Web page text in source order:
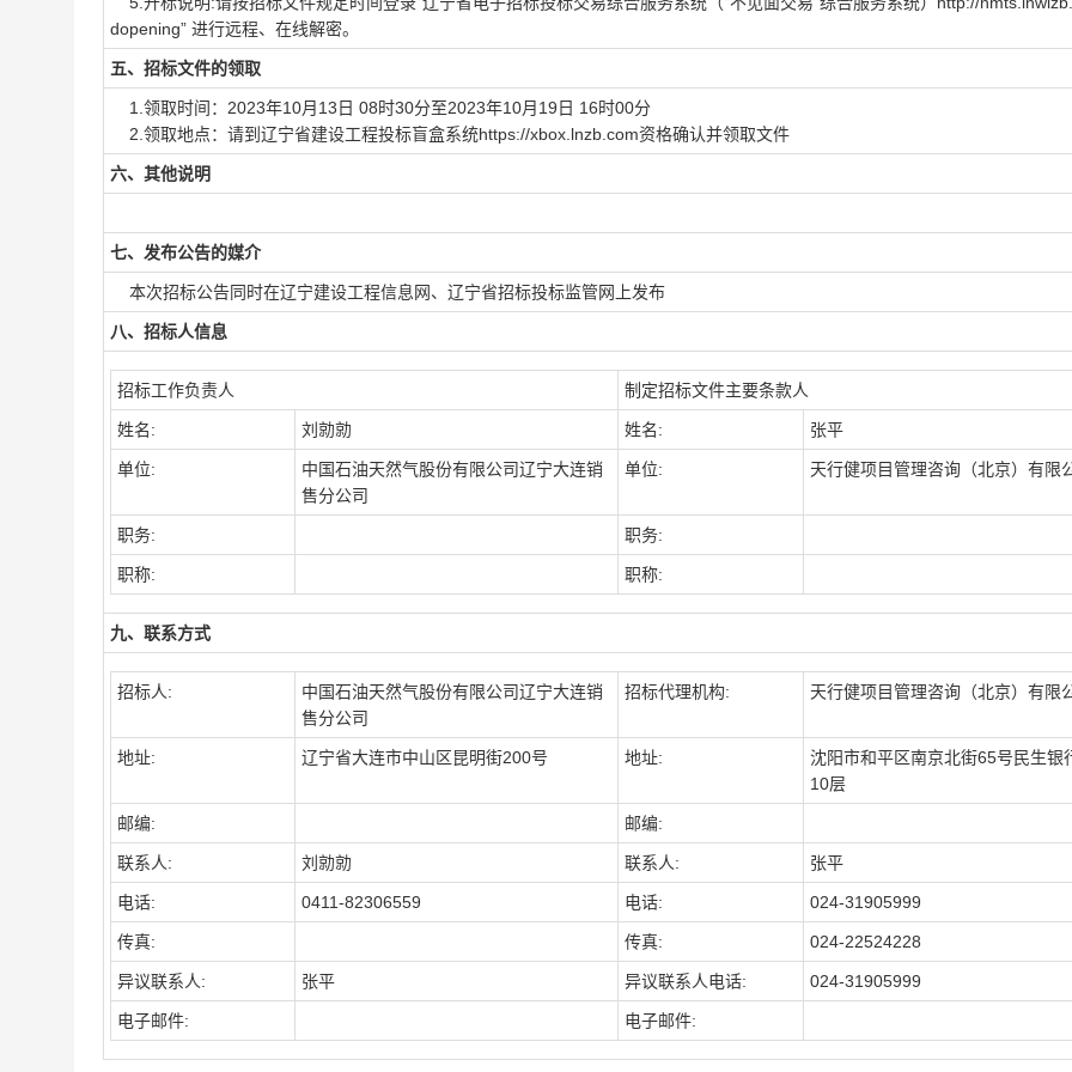
dopening” 进行远程、在线解密。
五、招标文件的领取
1.领取时间：2023年10月13日 08时30分至2023年10月19日 16时00分
2.领取地点：请到辽宁省建设工程投标盲盒系统https://xbox.lnzb.com资格确认并领取文件
六、其他说明
七、发布公告的媒介
本次招标公告同时在辽宁建设工程信息网、辽宁省招标投标监管网上发布
八、招标人信息
招标工作负责人 制定招标文件主要条款人
姓名: 刘勍勍 姓名: 张平
单位:
中国石油天然气股份有限公司辽宁大连销
售分公司
单位: 天行健项目管理咨询（北京）有限
职务: 职务:
职称: 职称:
九、联系方式
招标人:
中国石油天然气股份有限公司辽宁大连销
售分公司
招标代理机构: 天行健项目管理咨询（北京）有限
地址: 辽宁省大连市中山区昆明街200号 地址:
沈阳市和平区南京北街65号民生银
10层
邮编: 邮编:
联系人: 刘勍勍 联系人: 张平
电话: 0411-82306559 电话: 024-31905999
传真: 传真: 024-22524228
异议联系人: 张平 异议联系人电话: 024-31905999
电子邮件: 电子邮件: